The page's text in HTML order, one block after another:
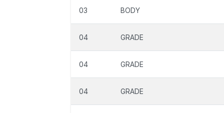
03 BODY
04 GRADE
04 GRADE
04 GRADE